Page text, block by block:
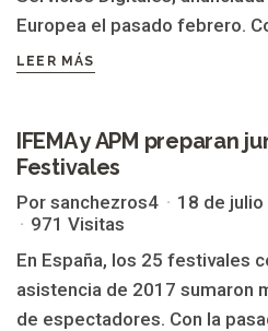
Europea el pasado febrero.
LEER MÁS
ASOCIACIÓN DE PROMOTORES
IFEMA y APM preparan
Festivales
Por sanchezros4
18 de
971 Visitas
En España, los 25 festivales
asistencia de 2017 sumaron
de espectadores. Con la